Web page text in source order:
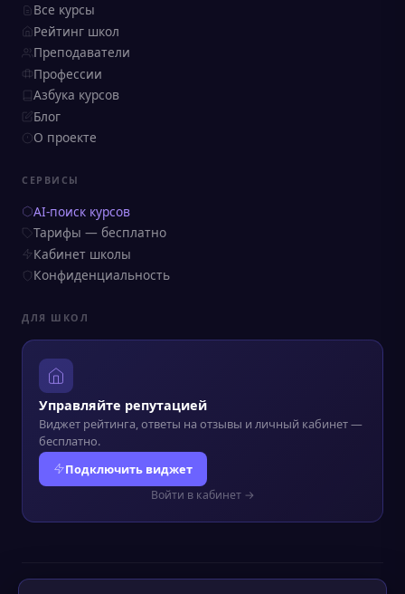
Все курсы
Рейтинг школ
Преподаватели
Профессии
Азбука курсов
Блог
О проекте
СЕРВИСЫ
AI-поиск курсов
Тарифы — бесплатно
Кабинет школы
Конфиденциальность
ДЛЯ ШКОЛ
Управляйте репутацией
Виджет рейтинга, ответы на отзывы и личный кабинет —
бесплатно.
Подключить виджет
Войти в кабинет →